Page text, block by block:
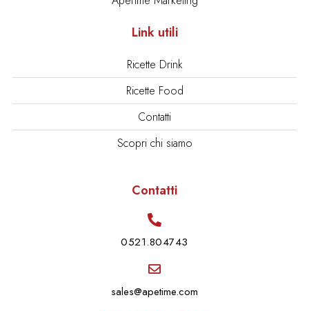
Link utili
Ricette Drink
Ricette Food
Contatti
Scopri chi siamo
Contatti
0521.804743
sales@apetime.com